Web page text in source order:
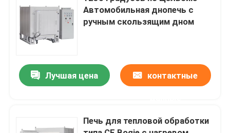
Запросите цитату
Programtherm
Высокотемпературная муфлевая печь
Автомобильная днопечь с
ручным скользящим дном
Лучшая цена контактные
Печь для тепловой обработки